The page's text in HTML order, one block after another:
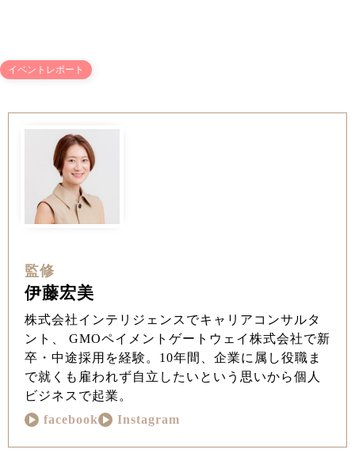
イベントレポート
監修
伊藤宏美
株式会社インテリジェンスでキャリアコンサルタ
ント、 GMOペイメントゲートウェイ株式会社で新
卒・中途採用を経験。10年間、企業に属し役職ま
で就くも雇われず自立したいという思いから個人
ビジネスで起業。
facebook
Instagram